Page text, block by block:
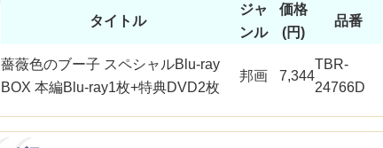
タイトル
ジャ
ンル
価格
(円)
品番
薔薇色のブー子 スペシャルBlu-ray
BOX 本編Blu-ray1枚+特典DVD2枚
邦画 7,344
TBR-
24766D